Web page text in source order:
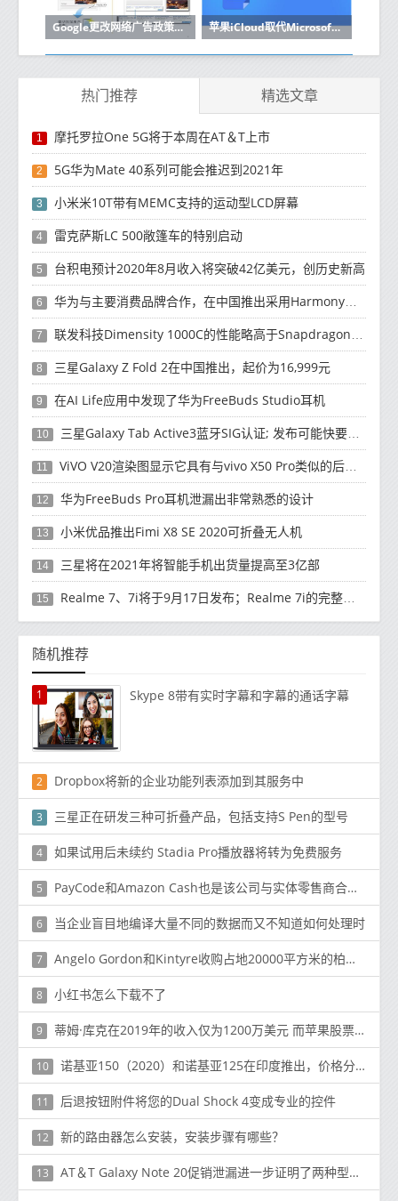
Google更改网络广告政策以符合欧盟的GDPR 苹果iCloud取代Microsoft Azure缺席Google Cloud
热门推荐 精选文章
1 摩托罗拉One 5G将于本周在AT＆T上市
2 5G华为Mate 40系列可能会推迟到2021年
3 小米米10T带有MEMC支持的运动型LCD屏幕
4 雷克萨斯LC 500敞篷车的特别启动
5 台积电预计2020年8月收入将突破42亿美元，创历史新高
6 华为与主要消费品牌合作，在中国推出采用HarmonyOS 2.0的智能家居产品
7 联发科技Dimensity 1000C的性能略高于Snapdragon 765G
8 三星Galaxy Z Fold 2在中国推出，起价为16,999元
9 在AI Life应用中发现了华为FreeBuds Studio耳机
10 三星Galaxy Tab Active3蓝牙SIG认证; 发布可能快要结束了
11 ViVO V20渲染图显示它具有与vivo X50 Pro类似的后部设计
12 华为FreeBuds Pro耳机泄漏出非常熟悉的设计
13 小米优品推出Fimi X8 SE 2020可折叠无人机
14 三星将在2021年将智能手机出货量提高至3亿部
15 Realme 7、7i将于9月17日发布；Realme 7i的完整规格并导致泄漏
随机推荐
1 Skype 8带有实时字幕和字幕的通话字幕
2 Dropbox将新的企业功能列表添加到其服务中
3 三星正在研发三种可折叠产品，包括支持S Pen的型号
4 如果试用后未续约 Stadia Pro播放器将转为免费服务
5 PayCode和Amazon Cash也是该公司与实体零售商合作的少数服务之
6 当企业盲目地编译大量不同的数据而又不知道如何处理时
7 Angelo Gordon和Kintyre收购占地20000平方米的柏林购物中心平方米的柏林购物中心
8 小红书怎么下载不了
9 蒂姆·库克在2019年的收入仅为1200万美元 而苹果股票的市值超过1.13亿美元
10 诺基亚150（2020）和诺基亚125在印度推出，价格分别为₹2,299和₹1,999
11 后退按钮附件将您的Dual Shock 4变成专业的控件
12 新的路由器怎么安装，安装步骤有哪些？
13 AT＆T Galaxy Note 20促销泄漏进一步证明了两种型号之间的巨大差异